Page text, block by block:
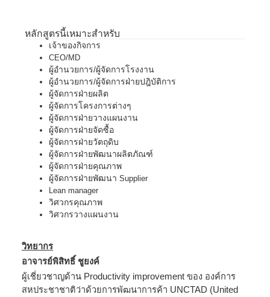
หลักสูตรนี้เหมาะสำหรับ
เจ้าของกิจการ
CEO/MD
ผู้อำนวยการ/ผู้จัดการโรงงาน
ผู้อำนวยการ/ผู้จัดการฝ่ายปฎิบัติการ
ผู้จัดการฝ่ายผลิต
ผู้จัดการโครงการต่างๆ
ผู้จัดการฝ่ายวางแผนงาน
ผู้จัดการฝ่ายจัดซื้อ
ผู้จัดการฝ่ายวัตถุดิบ
ผู้จัดการฝ่ายพัฒนาผลิตภัณฑ์
ผู้จัดการฝ่ายคุณภาพ
ผู้จัดการฝ่ายพัฒนา Supplier
Lean manager
วิศวกรคุณภาพ
วิศวกรวางแผนงาน
วิทยากร
อาจารย์พิสิทธิ์ ชูยงค์
ผู้เชี่ยวชาญด้าน Productivity improvement ของ องค์การ
สหประชาชาติว่าด้วยการพัฒนาการค้า UNCTAD (United